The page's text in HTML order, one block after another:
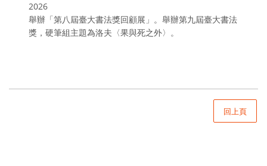
2026
舉辦「第八屆臺大書法獎回顧展」。舉辦第九屆臺大書法
獎，硬筆組主題為洛夫〈果與死之外〉。
回上頁